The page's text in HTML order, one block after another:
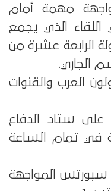
مهمة أمام
اللقاء الذي يجمع
الرابعة عشرة من
الجاري.
العرب والقنوات
على ستاد الدفاع
في تمام الساعة
سبورتس المواجهة